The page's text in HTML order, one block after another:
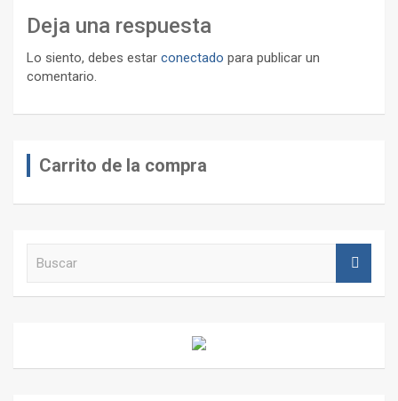
Deja una respuesta
Lo siento, debes estar conectado para publicar un
comentario.
Carrito de la compra